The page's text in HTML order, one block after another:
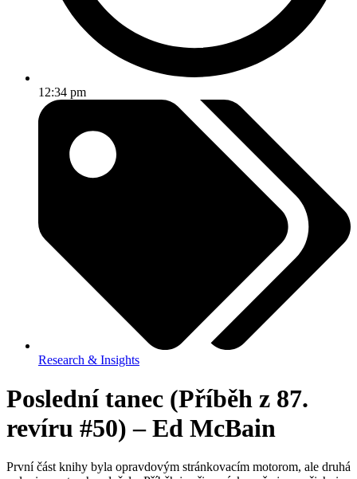
12:34 pm
Research & Insights
Poslední tanec (Příběh z 87.
revíru #50) – Ed McBain
První část knihy byla opravdovým stránkovacím motorom, ale druhá